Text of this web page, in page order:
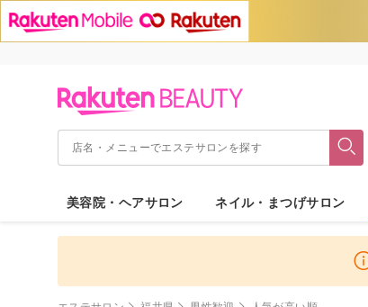
美容院・ヘアサロン ネイル・まつげサロン